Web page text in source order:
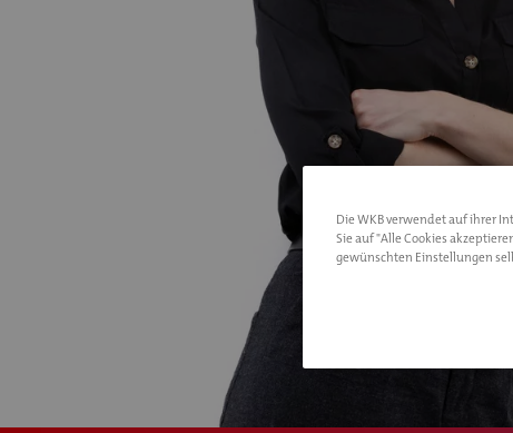
Die WKB verwendet auf ihrer
Sie auf "Alle Cookies
gewünschten Einstellungen